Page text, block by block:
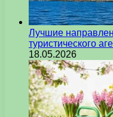
Лучшие
туристического
18.05.2026